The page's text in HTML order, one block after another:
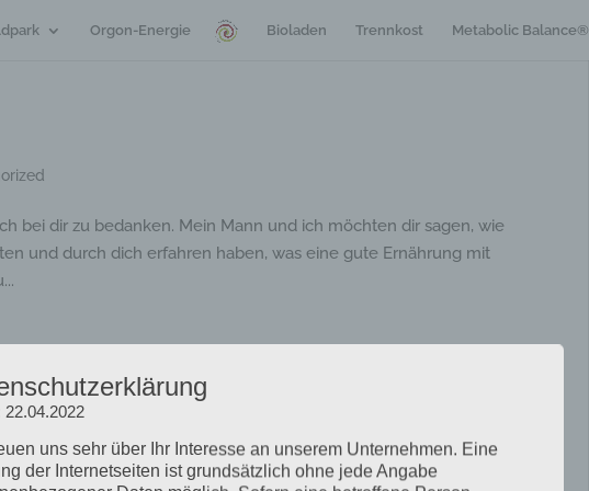
Orgon-Energie Bioladen Trennkost Metabolic Balance®
bei dir zu bedanken. Mein Mann und ich möchten dir sagen, wie
und durch dich erfahren haben, was eine gute Ernährung mit
war vorrangig das Abnehmen von Gewicht. Ich habe mich im
22.04.2022
uns sehr über Ihr Interesse an unserem Unternehmen. Eine
der Internetseiten ist grundsätzlich ohne jede Angabe